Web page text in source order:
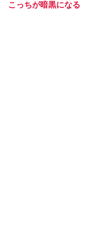
こっちが暗黒になる